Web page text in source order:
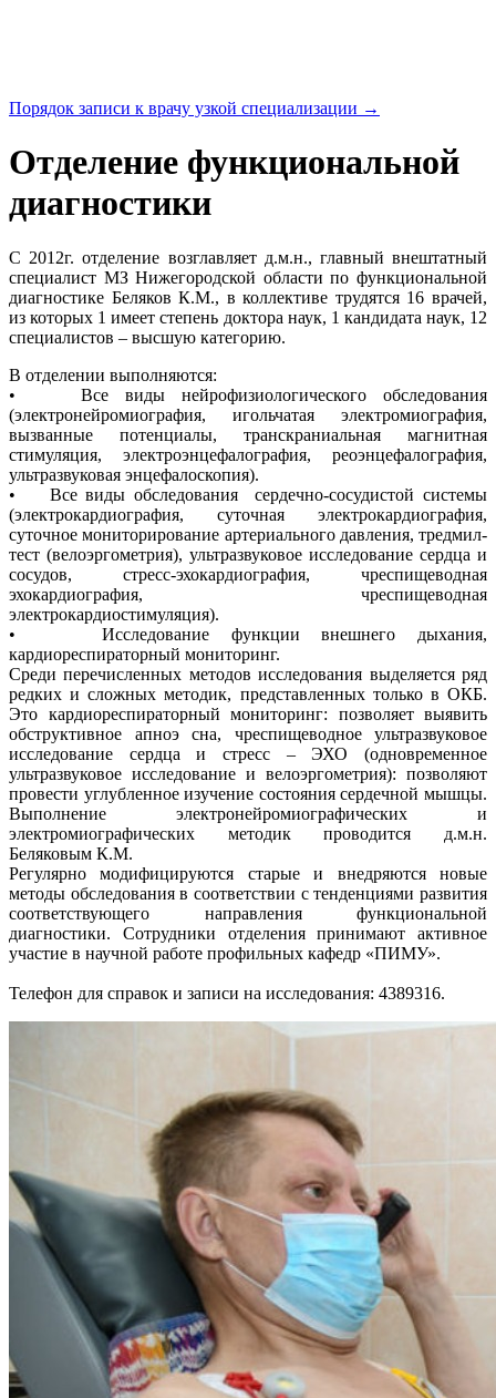
Порядок записи к врачу узкой специализации →
Отделение функциональной
диагностики
С 2012г. отделение возглавляет д.м.н., главный внештатный
специалист МЗ Нижегородской области по функциональной
диагностике Беляков К.М., в коллективе трудятся 16 врачей,
из которых 1 имеет степень доктора наук, 1 кандидата наук, 12
специалистов – высшую категорию.
В отделении выполняются:
• Все виды нейрофизиологического обследования
(электронейромиография, игольчатая электромиография,
вызванные потенциалы, транскраниальная магнитная
стимуляция, электроэнцефалография, реоэнцефалография,
ультразвуковая энцефалоскопия).
• Все виды обследования сердечно-сосудистой системы
(электрокардиография, суточная электрокардиография,
суточное мониторирование артериального давления, тредмил-
тест (велоэргометрия), ультразвуковое исследование сердца и
сосудов, стресс-эхокардиография, чреспищеводная
эхокардиография, чреспищеводная
электрокардиостимуляция).
• Исследование функции внешнего дыхания,
кардиореспираторный мониторинг.
Среди перечисленных методов исследования выделяется ряд
редких и сложных методик, представленных только в ОКБ.
Это кардиореспираторный мониторинг: позволяет выявить
обструктивное апноэ сна, чреспищеводное ультразвуковое
исследование сердца и стресс – ЭХО (одновременное
ультразвуковое исследование и велоэргометрия): позволяют
провести углубленное изучение состояния сердечной мышцы.
Выполнение электронейромиографических и
электромиографических методик проводится д.м.н.
Беляковым К.М.
Регулярно модифицируются старые и внедряются новые
методы обследования в соответствии с тенденциями развития
соответствующего направления функциональной
диагностики. Сотрудники отделения принимают активное
участие в научной работе профильных кафедр «ПИМУ».
Телефон для справок и записи на исследования: 4389316.